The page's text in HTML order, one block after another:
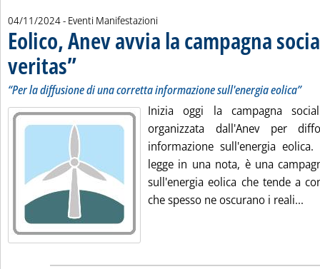
04/11/2024- Eventi Manifestazioni
Eolico, Anev avvia la campagna
veritas”. Sottotitolo: “Per la diffusione di una corretta informazione
. Pubblicata lunedì 04 novembre 2024 alle 13.33.
“Per la diffusione di una corretta informazione sull'energia eolica”
Inizia oggi la campagna
organizzata dall'Anev per
informazione sull'energia
legge in una nota, è una
sull'energia eolica che tende a
che spesso ne oscurano i reali...